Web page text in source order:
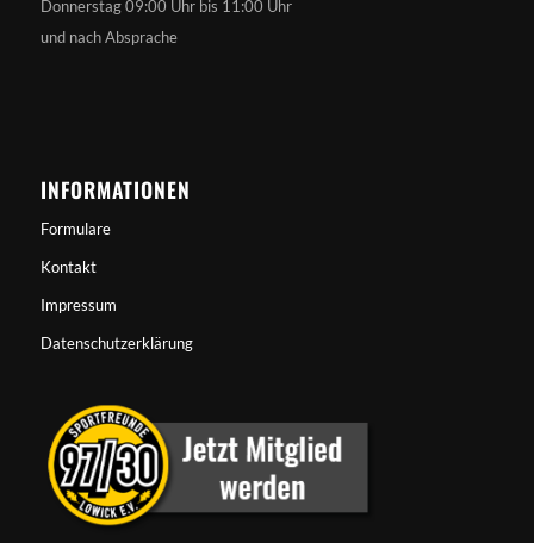
Donnerstag 09:00 Uhr bis 11:00 Uhr
und nach Absprache
INFORMATIONEN
Formulare
Kontakt
Impressum
Datenschutzerklärung